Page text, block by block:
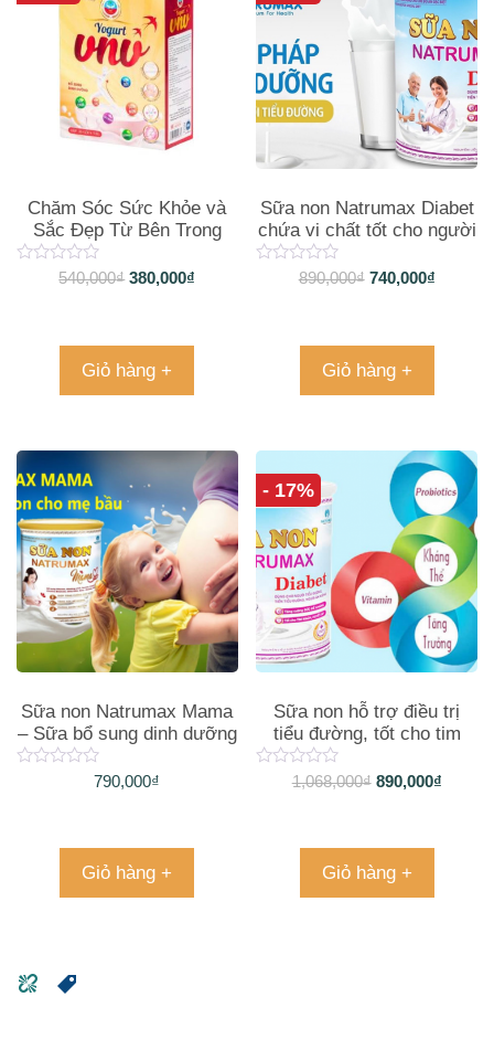
Chăm Sóc Sức Khỏe và
Sắc Đẹp Từ Bên Trong
Với Sữa Chua VNV Dạng
Bột Pha Sẵn!
540,000₫ 380,000₫
Giỏ hàng +
Sữa non Natrumax Diabet
chứa vi chất tốt cho người
yếu và người lớn tuổi
890,000₫ 740,000₫
Giỏ hàng +
Sữa non Natrumax Mama
– Sữa bổ sung dinh dưỡng
cho mẹ và bé
790,000₫
Giỏ hàng +
- 17%
Sữa non hỗ trợ điều trị
tiểu đường, tốt cho tim
1,068,000₫ 890,000₫
Giỏ hàng +